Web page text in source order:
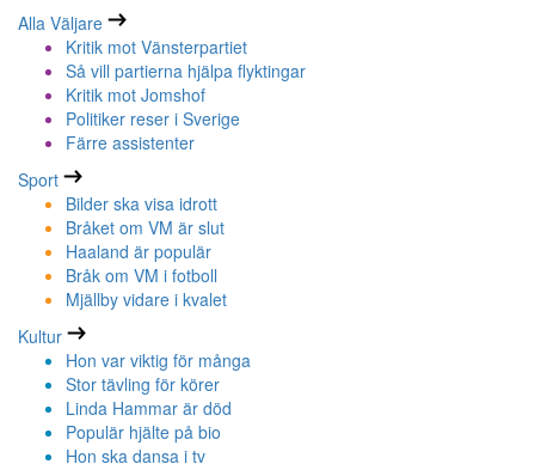
Alla Väljare
Kritik mot Vänsterpartiet
Så vill partierna hjälpa flyktingar
Kritik mot Jomshof
Politiker reser i Sverige
Färre assistenter
Sport
Bilder ska visa idrott
Bråket om VM är slut
Haaland är populär
Bråk om VM i fotboll
Mjällby vidare i kvalet
Kultur
Hon var viktig för många
Stor tävling för körer
Linda Hammar är död
Populär hjälte på bio
Hon ska dansa i tv